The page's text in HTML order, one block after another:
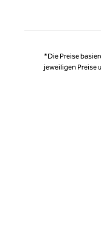
*Die Preise
jeweiligen Preise